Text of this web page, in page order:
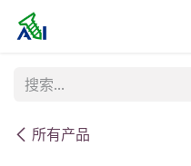
跳至内容
所有产品